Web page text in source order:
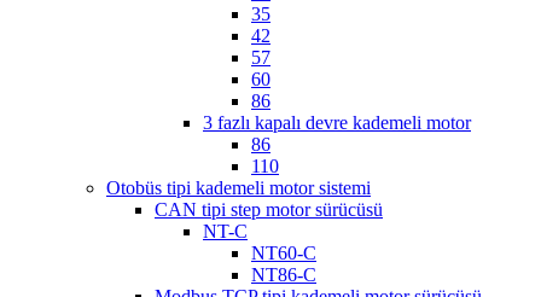
35
42
57
60
86
3 fazlı kapalı devre kademeli motor
86
110
Otobüs tipi kademeli motor sistemi
CAN tipi step motor sürücüsü
NT-C
NT60-C
NT86-C